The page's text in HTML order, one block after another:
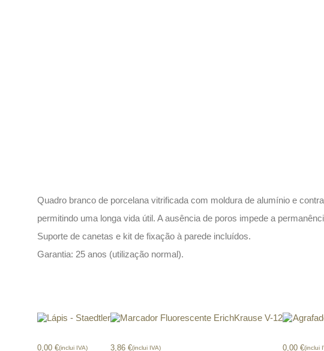
Quadro branco de porcelana vitrificada com moldura de alumínio e
permitindo uma longa vida útil. A ausência de poros impede a
Suporte de canetas e kit de fixação à parede incluídos.
Garantia: 25 anos (utilização normal).
0,00 €(inclui IVA) 3,86 €(inclui IVA) 0,00 €(inclui